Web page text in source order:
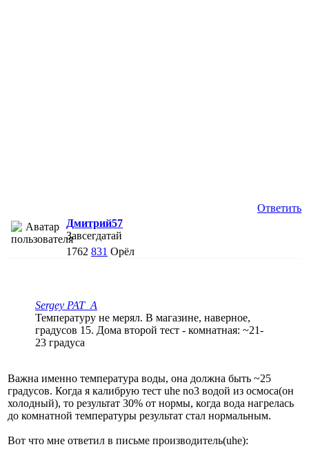
Ответить
Дмитрий57
Завсегдатай
1762 831 Орёл
Sergey PAT_A
Температуру не мерял. В магазине, наверное,
градусов 15. Дома второй тест - комнатная: ~21-
23 градуса
Важна именно температура воды, она должна быть ~25
градусов. Когда я калибрую тест uhe no3 водой из осмоса(он
холодный), то результат 30% от нормы, когда вода нагрелась
до комнатной температуры результат стал нормальным.
Вот что мне ответил в письме производитель(uhe):